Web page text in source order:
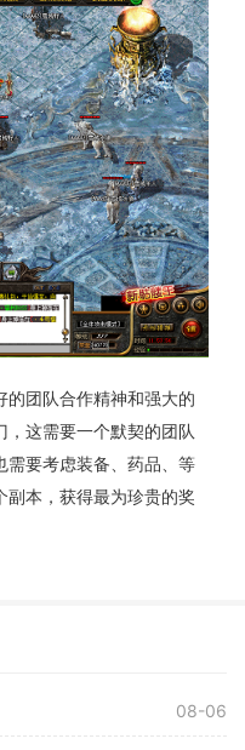
的团队合作精神和强大的
这需要一个默契的团队
需要考虑装备、药品、等
副本，获得最为珍贵的奖
08-06